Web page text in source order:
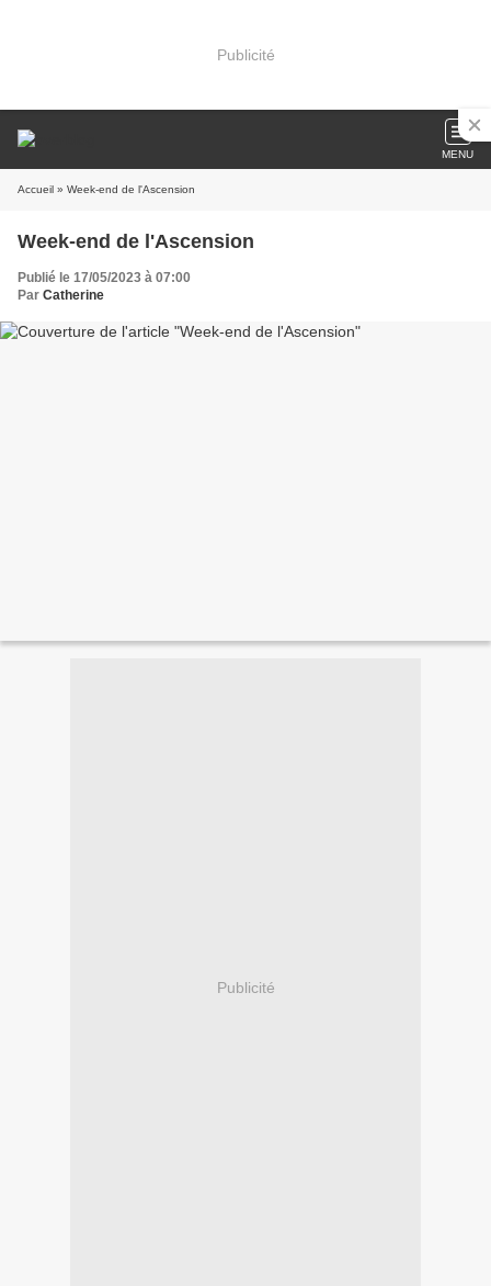
Publicité
MENU
Accueil » Week-end de l'Ascension
Week-end de l'Ascension
Publié le 17/05/2023 à 07:00
Par Catherine
Publicité